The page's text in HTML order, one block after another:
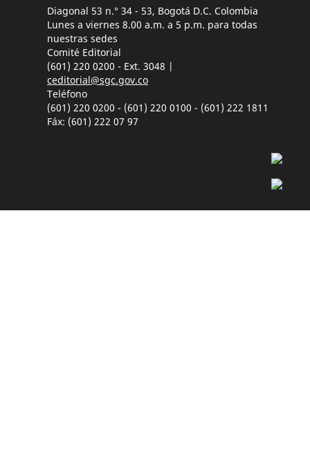
Diagonal 53 n.° 34 - 53, Bogotá D.C. Colombia
Lunes a viernes 8.00 a.m. a 5 p.m. para todas
nuestras sedes
Comité Editorial
(601) 220 0200 - Ext. 3048 |
ceditorial@sgc.gov.co
Teléfono
(601) 220 0200 - (601) 220 0100 - (601) 222 1811
Fáx: (601) 222 07 97